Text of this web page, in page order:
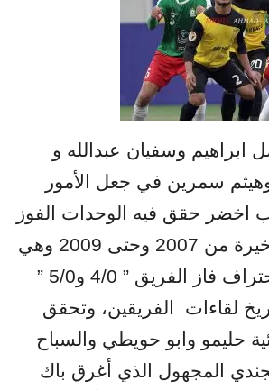
ابراهيم وسفيان عبدالله و
سمرين في جعل الأمور
اخضر حقق فيه الوحدات الفوز
في السنوات الاخيرة من 2007 وحتى 2009 وهي
بدايات عصر الإحتراف فاز الفريق ” 4/0 و5/0 ”
لقاءات
الفريقين، وتحقق
حليمو وابو حويطي والسباح
المجهول الذي أغرق باك